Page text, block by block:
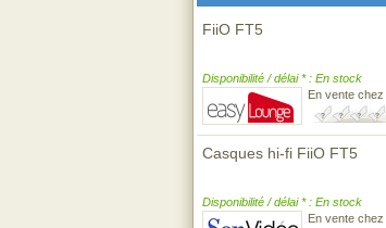
FiiO FT5
Disponibilité / délai * : En stock
En vente chez
Casques hi-fi FiiO FT5
Disponibilité / délai * : En stock
En vente chez